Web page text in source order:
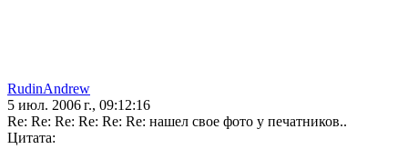
RudinAndrew
5 июл. 2006 г., 09:12:16
Re: Re: Re: Re: Re: Re: нашел свое фото у печатников..
Цитата: